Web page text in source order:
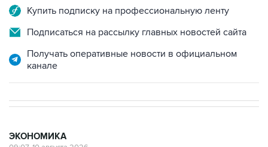
Купить подписку на профессиональную ленту
Подписаться на рассылку главных новостей сайта
Получать оперативные новости в официальном
канале
ЭКОНОМИКА